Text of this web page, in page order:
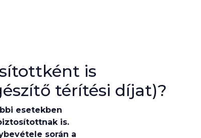
is
térítési díjat)?
esetekben
is.
során a